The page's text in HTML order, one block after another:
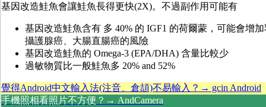
基因改造鮭魚會讓鮭魚長得更快(2X)。不過副作用可能有
基因改造鮭魚含有 多 40% 的 IGF1 的荷爾蒙，可能會增
攝護腺癌、大腸直腸癌的風險
基因改造鮭魚的 Omega-3 (EPA/DHA) 含量比較少
過敏物質比一般鮭魚多 20% and 52%
覺得Android中文輸入法(注音、倉頡)不易輸入？→ gcin Android
手機照相看照片不方便？→ AndCamera